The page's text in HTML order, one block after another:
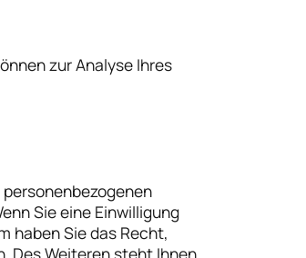
zur Analyse Ihres
Sie eine Einwilligung
haben Sie das Recht,
Des Weiteren steht Ihnen